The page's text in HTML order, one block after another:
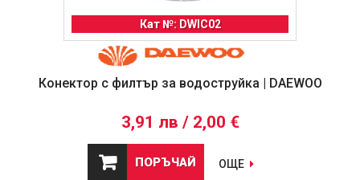
Кат №: DWIC02
Конектор с филтър за водоструйка | DAEWOO
3,91 лв / 2,00 €
ПОРЪЧАЙ ОЩЕ